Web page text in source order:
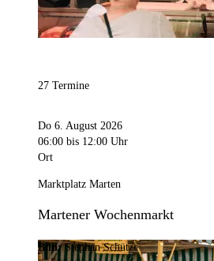
27 Termine
Do 6. August 2026
06:00 bis 12:00 Uhr
Ort
Marktplatz Marten
Martener Wochenmarkt
Bild:Stephan Schütze